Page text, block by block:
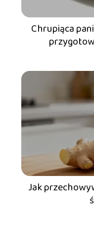
Chrupiąca
Jak